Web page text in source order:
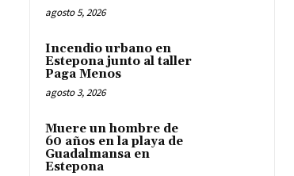
agosto 5, 2026
Incendio urbano en
Estepona junto al taller
Paga Menos
agosto 3, 2026
Muere un hombre de
60 años en la playa de
Guadalmansa en
Estepona